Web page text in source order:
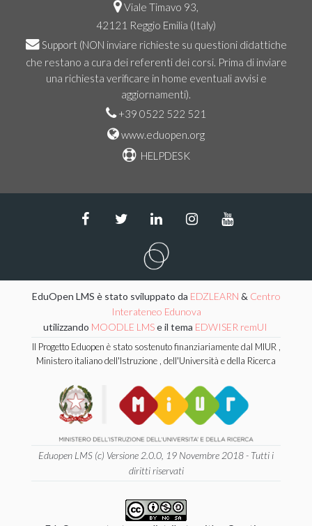
Viale Timavo 93,
42121 Reggio Emilia (Italy)
Support (NON inviare richieste su questioni didattiche
che restano a cura dei referenti dei corsi. Prima di inviare
una richiesta verificare in home eventuali avvisi e
aggiornamenti).
+39 0522 522 521
www.eduopen.org
HELPDESK
EduOpen LMS è stato sviluppato da EDZLEARN & Centro
Interateneo Edunova
utilizzando MOODLE LMSe il tema EDWISER remUI
Il Progetto Eduopen è stato sostenuto finanziariamente dal MIUR ,
Ministero italiano dell'Istruzione , dell'Università e della Ricerca
Eduopen LMS (c) Versione 2.0.0, 19 Novembre 2018 - Tutti i
diritti riservati